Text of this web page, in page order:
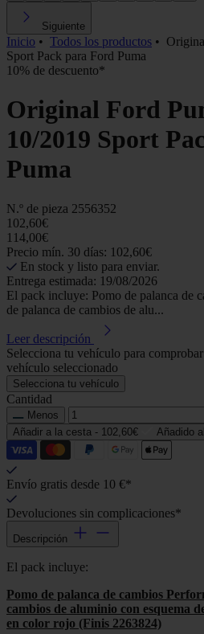
Siguiente
Inicio • Todos los productos •
Sport Pack para Ford Puma
10% de descuento*
Original Ford
10/2019 Sport
Puma
N.º de pieza 2556352
102,60€
114,00€
Precio mín. 30 días: 102,60€
En stock y listo para enviar.
Entrega estimada: 19/08/2026
El pack incluye: Pomo de palanca de
de palanca de cambios de alu...
Leer descripción
Selecciona tu vehículo para
vehículo seleccionado
Selecciona tu vehículo
Cantidad
Menos
Añadir a la cesta - 102,60€ Añadido
Envío gratis desde 10 €*
Devoluciones sin complicaciones*
Descripción
El pack incluye:
Pomo de palanca de cambios
cambios de aluminio con esquema
en color rojo (Finis 2263824)